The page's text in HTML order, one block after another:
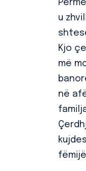
u
Kjo
më
në